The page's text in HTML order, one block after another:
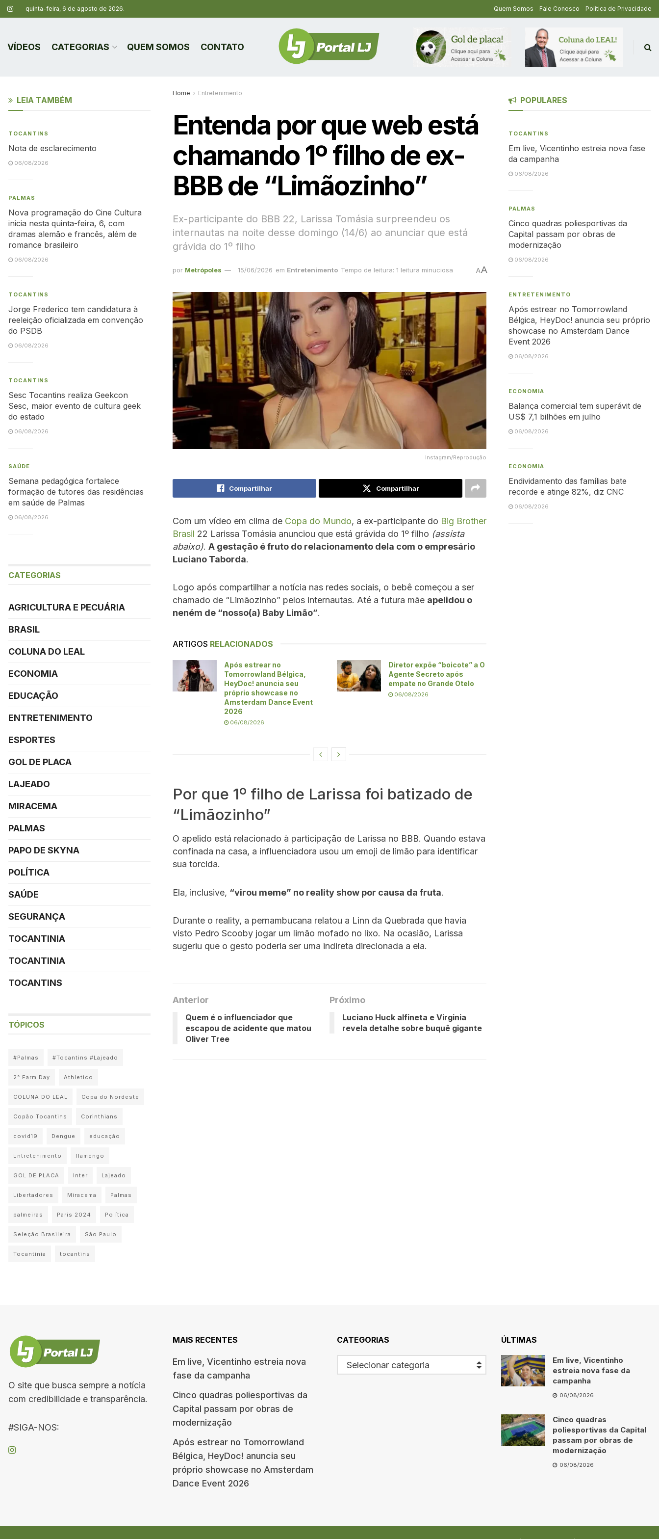
quinta-feira, 6 de agosto de 2026. Quem Somos Fale Conosco Política de Privacidade
VÍDEOS CATEGORIAS QUEM SOMOS CONTATO
Home Entretenimento
Entenda por que web está
chamando 1º filho de ex-
BBB de “Limãozinho”
Ex-participante do BBB 22, Larissa Tomásia surpreendeu os
internautas na noite desse domingo (14/6) ao anunciar que está
grávida do 1º filho
por Metrópoles 15/06/2026 em Entretenimento Tempo de leitura: 1 leitura minuciosa AA
Instagram/Reprodução
Compartilhar Compartilhar
Com um vídeo em clima de Copa do Mundo, a ex-participante do Big Brother
Brasil 22 Larissa Tomásia anunciou que está grávida do 1º filho (assista
abaixo). A gestação é fruto do relacionamento dela com o empresário
Luciano Taborda.
Logo após compartilhar a notícia nas redes sociais, o bebê começou a ser
chamado de “Limãozinho” pelos internautas. Até a futura mãe apelidou o
neném de “nosso(a) Baby Limão”.
ARTIGOS RELACIONADOS
Após estrear no
Tomorrowland Bélgica,
HeyDoc! anuncia seu
próprio showcase no
Amsterdam Dance Event
2026
06/08/2026
Diretor expõe “boicote” a O
Agente Secreto após
empate no Grande Otelo
06/08/2026
Por que 1º filho de Larissa foi batizado de
“Limãozinho”
O apelido está relacionado à participação de Larissa no BBB. Quando estava
confinada na casa, a influenciadora usou um emoji de limão para identificar
sua torcida.
Ela, inclusive, “virou meme” no reality show por causa da fruta.
Durante o reality, a pernambucana relatou a Linn da Quebrada que havia
visto Pedro Scooby jogar um limão mofado no lixo. Na ocasião, Larissa
sugeriu que o gesto poderia ser uma indireta direcionada a ela.
Anterior
Quem é o influenciador que
escapou de acidente que matou
Oliver Tree
Próximo
Luciano Huck alfineta e Virginia
revela detalhe sobre buquê gigante
LEIA TAMBÉM
TOCANTINS
Nota de esclarecimento
06/08/2026
PALMAS
Nova programação do Cine Cultura
inicia nesta quinta-feira, 6, com
dramas alemão e francês, além de
romance brasileiro
06/08/2026
TOCANTINS
Jorge Frederico tem candidatura à
reeleição oficializada em convenção
do PSDB
06/08/2026
TOCANTINS
Sesc Tocantins realiza Geekcon
Sesc, maior evento de cultura geek
do estado
06/08/2026
SAÚDE
Semana pedagógica fortalece
formação de tutores das residências
em saúde de Palmas
06/08/2026
CATEGORIAS
AGRICULTURA E PECUÁRIA
BRASIL
COLUNA DO LEAL
ECONOMIA
EDUCAÇÃO
ENTRETENIMENTO
ESPORTES
GOL DE PLACA
LAJEADO
MIRACEMA
PALMAS
PAPO DE SKYNA
POLÍTICA
SAÚDE
SEGURANÇA
TOCANTINIA
TOCANTINIA
TOCANTINS
TÓPICOS
#Palmas #Tocantins #Lajeado
2° Farm Day Athletico
COLUNA DO LEAL Copa do Nordeste
Copão Tocantins Corinthians
covid19 Dengue educação
Entretenimento flamengo
GOL DE PLACA Inter Lajeado
Libertadores Miracema Palmas
palmeiras Paris 2024 Política
Seleção Brasileira São Paulo
Tocantinia tocantins
POPULARES
TOCANTINS
Em live, Vicentinho estreia nova fase
da campanha
06/08/2026
PALMAS
Cinco quadras poliesportivas da
Capital passam por obras de
modernização
06/08/2026
ENTRETENIMENTO
Após estrear no Tomorrowland
Bélgica, HeyDoc! anuncia seu próprio
showcase no Amsterdam Dance
Event 2026
06/08/2026
ECONOMIA
Balança comercial tem superávit de
US$ 7,1 bilhões em julho
06/08/2026
ECONOMIA
Endividamento das famílias bate
recorde e atinge 82%, diz CNC
06/08/2026
O site que busca sempre a notícia
com credibilidade e transparência.
#SIGA-NOS:
MAIS RECENTES
Em live, Vicentinho estreia nova
fase da campanha
Cinco quadras poliesportivas da
Capital passam por obras de
modernização
Após estrear no Tomorrowland
Bélgica, HeyDoc! anuncia seu
próprio showcase no Amsterdam
Dance Event 2026
CATEGORIAS
Selecionar categoria
ÚLTIMAS
Em live, Vicentinho
estreia nova fase da
campanha
06/08/2026
Cinco quadras
poliesportivas da Capital
passam por obras de
modernização
06/08/2026